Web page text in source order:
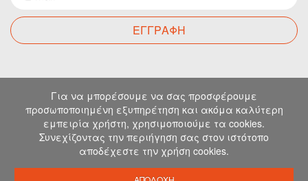
ΕΓΓΡΑΦΗ
Επικοινωνία
Για οποιαδήποτε ερώτηση σας μπορείτε να
επικοινωνήσετε μαζί μας στα παρακάτω στοιχεία.
Μιχελιδάκη 19, Ηράκλειο, 71202, Κρήτη
Για να μπορέσουμε να σας προσφέρουμε
προσωποποιημένη εξυπηρέτηση και ακόμα καλύτερη
εμπειρία χρήστη, χρησιμοποιούμε τα cookies.
Συνεχίζοντας την περιήγηση σας στον ιστότοπο
αποδέχεστε την χρήση cookies.